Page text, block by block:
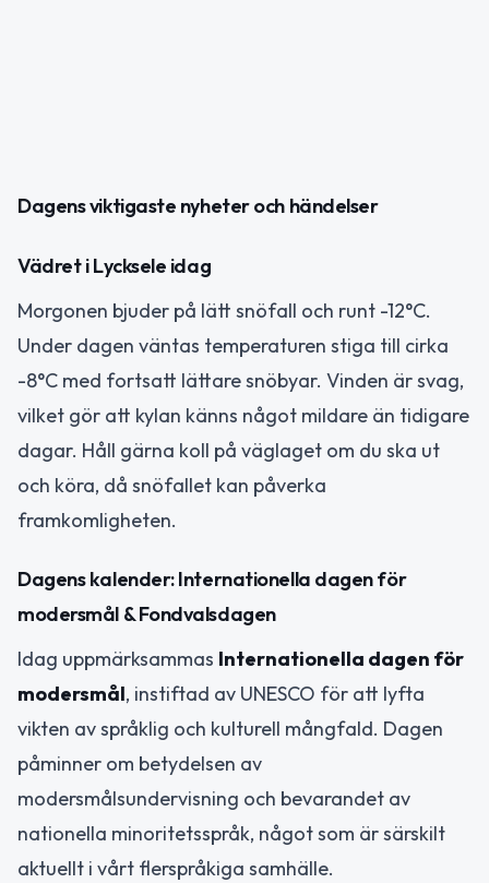
Dagens viktigaste nyheter och händelser
Vädret i Lycksele idag
Morgonen bjuder på lätt snöfall och runt -12°C.
Under dagen väntas temperaturen stiga till cirka
-8°C med fortsatt lättare snöbyar. Vinden är svag,
vilket gör att kylan känns något mildare än tidigare
dagar. Håll gärna koll på väglaget om du ska ut
och köra, då snöfallet kan påverka
framkomligheten.
Dagens kalender: Internationella dagen för
modersmål & Fondvalsdagen
Idag uppmärksammas Internationella dagen för
modersmål, instiftad av UNESCO för att lyfta
vikten av språklig och kulturell mångfald. Dagen
påminner om betydelsen av
modersmålsundervisning och bevarandet av
nationella minoritetsspråk, något som är särskilt
aktuellt i vårt flerspråkiga samhälle.